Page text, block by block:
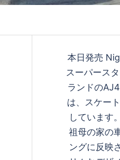
本日発売
スーパース
ランドの
は、スケー
しています
祖母の家の
ングに反映